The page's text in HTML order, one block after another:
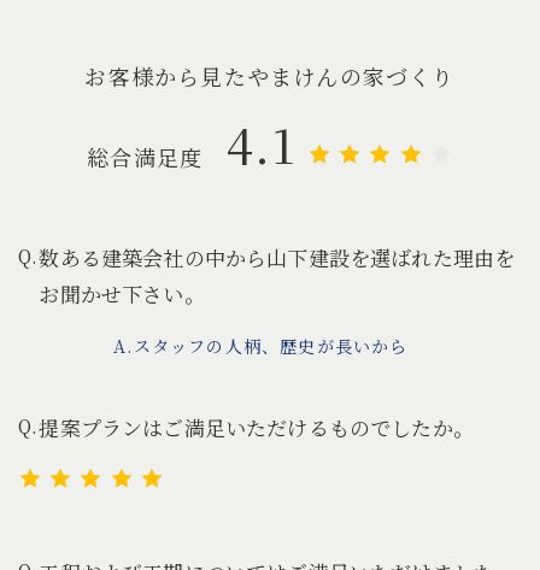
お客様から見たやまけんの家づくり
総合満足度 4.1
数ある建築会社の中から山下建設を選ばれた理由を
お聞かせ下さい。
スタッフの人柄、歴史が長いから
提案プランはご満足いただけるものでしたか。